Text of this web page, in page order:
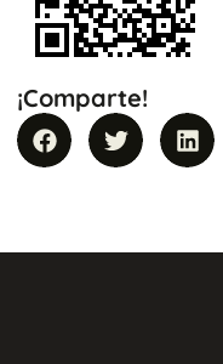
¡Comparte!